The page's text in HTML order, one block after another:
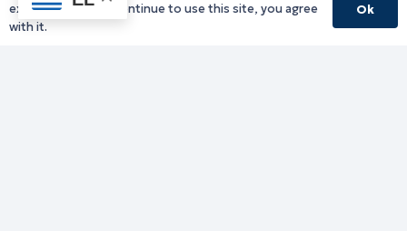
Υπηρεσίες Καβάλας
experience. If you continue to use this site, you agree
with it.
Ok